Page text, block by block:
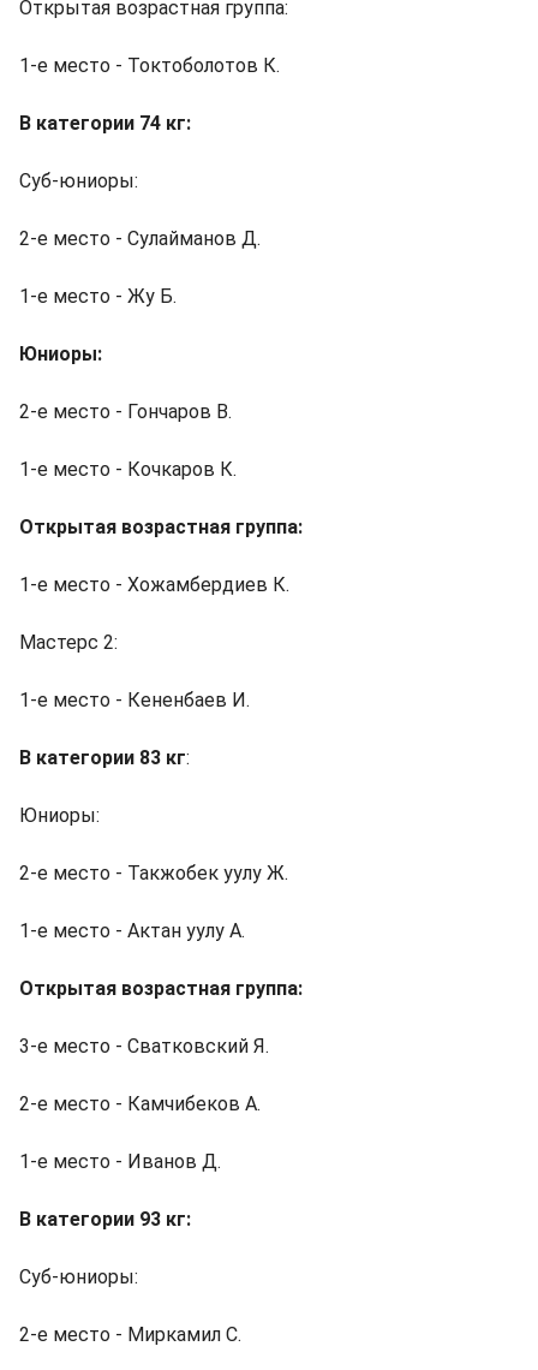
Открытая возрастная группа:
1-е место - Токтоболотов К.
В категории 74 кг:
Суб-юниоры:
2-е место - Сулайманов Д.
1-е место - Жу Б.
Юниоры:
2-е место - Гончаров В.
1-е место - Кочкаров К.
Открытая возрастная группа:
1-е место - Хожамбердиев К.
Мастерс 2:
1-е место - Кененбаев И.
В категории 83 кг:
Юниоры:
2-е место - Такжобек уулу Ж.
1-е место - Актан уулу А.
Открытая возрастная группа:
3-е место - Сватковский Я.
2-е место - Камчибеков А.
1-е место - Иванов Д.
В категории 93 кг:
Суб-юниоры:
2-е место - Миркамил С.